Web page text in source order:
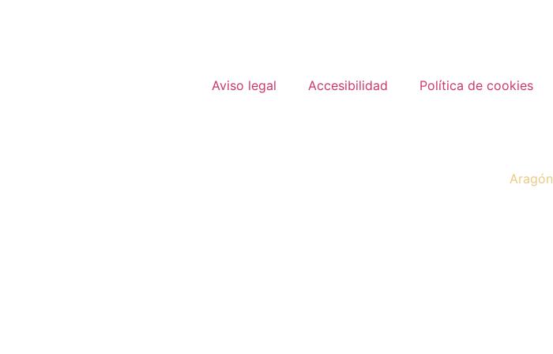
Aviso legal Accesibilidad Política de cookies
Aragón